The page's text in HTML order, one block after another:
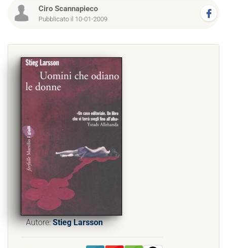
Ciro Scannapieco
Pubblicato il 10-01-2009
Autore:Stieg Larsson